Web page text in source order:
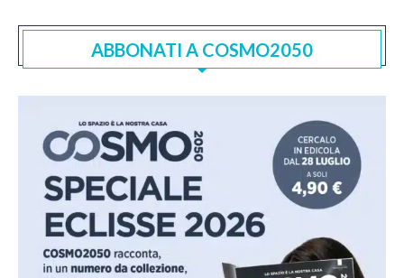
ABBONATI A COSMO2050